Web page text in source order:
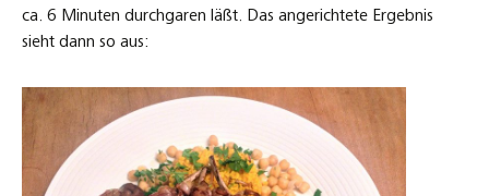
ca. 6 Minuten durchgaren läßt. Das angerichtete Ergebnis
sieht dann so aus: